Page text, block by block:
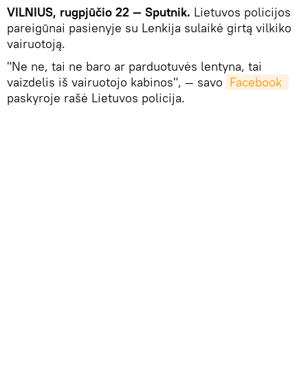
VILNIUS, rugpjūčio 22 — Sputnik. Lietuvos policijos
pareigūnai pasienyje su Lenkija sulaikė girtą vilkiko
vairuotoją.
"Ne ne, tai ne baro ar parduotuvės lentyna, tai
vaizdelis iš vairuotojo kabinos", — savo
paskyroje rašė Lietuvos policija.